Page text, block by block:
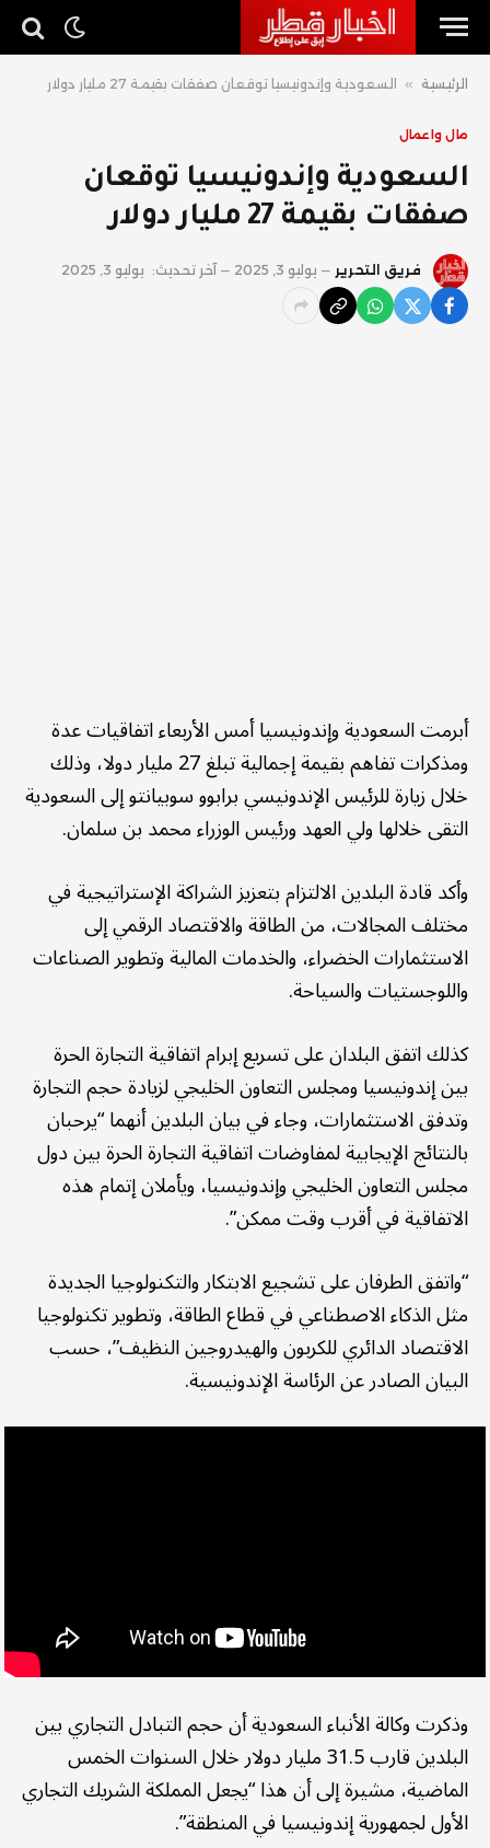
الرئيسية » السعودية وإندونيسيا توقعان صفقات بقيمة 27 مليار دولار
مال واعمال
السعودية وإندونيسيا توقعان
صفقات بقيمة 27 مليار دولار
فريق التحرير يوليو 3, 2025 آخر تحديث: يوليو 3, 2025
أبرمت السعودية وإندونيسيا أمس الأربعاء اتفاقيات عدة
ومذكرات تفاهم بقيمة إجمالية تبلغ 27 مليار دولا، وذلك
خلال زيارة للرئيس الإندونيسي برابوو سوبيانتو إلى السعودية
التقى خلالها ولي العهد ورئيس الوزراء محمد بن سلمان.
وأكد قادة البلدين الالتزام بتعزيز الشراكة الإستراتيجية في
مختلف المجالات، من الطاقة والاقتصاد الرقمي إلى
الاستثمارات الخضراء، والخدمات المالية وتطوير الصناعات
واللوجستيات والسياحة.
كذلك اتفق البلدان على تسريع إبرام اتفاقية التجارة الحرة
بين إندونيسيا ومجلس التعاون الخليجي لزيادة حجم التجارة
وتدفق الاستثمارات، وجاء في بيان البلدين أنهما “يرحبان
بالنتائج الإيجابية لمفاوضات اتفاقية التجارة الحرة بين دول
مجلس التعاون الخليجي وإندونيسيا، ويأملان إتمام هذه
الاتفاقية في أقرب وقت ممكن”.
“واتفق الطرفان على تشجيع الابتكار والتكنولوجيا الجديدة
مثل الذكاء الاصطناعي في قطاع الطاقة، وتطوير تكنولوجيا
الاقتصاد الدائري للكربون والهيدروجين النظيف”، حسب
البيان الصادر عن الرئاسة الإندونيسية.
وذكرت وكالة الأنباء السعودية أن حجم التبادل التجاري بين
البلدين قارب 31.5 مليار دولار خلال السنوات الخمس
الماضية، مشيرة إلى أن هذا “يجعل المملكة الشريك التجاري
الأول لجمهورية إندونيسيا في المنطقة”.